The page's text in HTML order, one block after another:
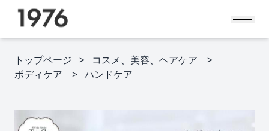
トップページ
コスメ、美容、ヘアケア
ボディケア
ハンドケア